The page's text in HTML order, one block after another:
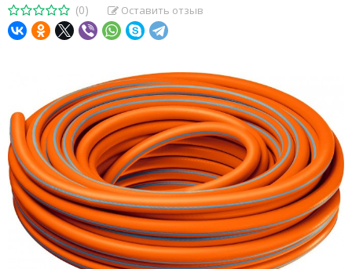
(0) Оставить отзыв